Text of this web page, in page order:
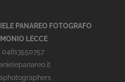
PANAREO FOTOGRAFO
LECCE
04613550757